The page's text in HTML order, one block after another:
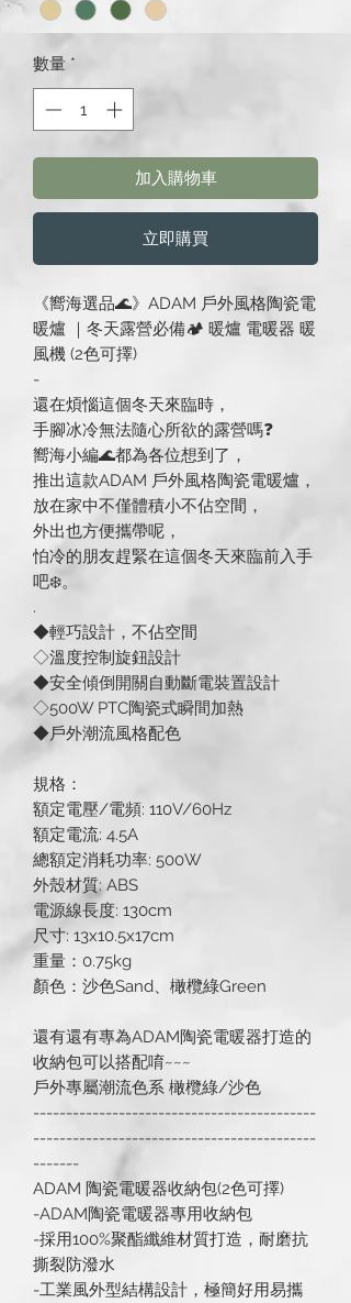
數量 *
加入購物車
立即購買
《嚮海選品🌊》ADAM 戶外風格陶瓷電
暖爐 ｜冬天露營必備🏕 暖爐 電暖器 暖
風機 (2色可擇)
-
還在煩惱這個冬天來臨時，
手腳冰冷無法隨心所欲的露營嗎❓
嚮海小編🌊都為各位想到了，
推出這款ADAM 戶外風格陶瓷電暖爐，
放在家中不僅體積小不佔空間，
外出也方便攜帶呢，
怕冷的朋友趕緊在這個冬天來臨前入手
吧❄️。
.
◆輕巧設計，不佔空間
◇溫度控制旋鈕設計
◆安全傾倒開關自動斷電裝置設計
◇500W PTC陶瓷式瞬間加熱
◆戶外潮流風格配色
規格：
額定電壓/電頻: 110V/60Hz
額定電流: 4.5A
總額定消耗功率: 500W
外殼材質: ABS
電源線長度: 130cm
尺寸: 13x10.5x17cm
重量：0.75kg
顏色：沙色Sand、橄欖綠Green
還有還有專為ADAM陶瓷電暖器打造的
收納包可以搭配唷~~~
戶外專屬潮流色系 橄欖綠/沙色
-------------------------------------------
-------------------------------------------
-------
ADAM 陶瓷電暖器收納包(2色可擇)
-ADAM陶瓷電暖器專用收納包
-採用100%聚酯纖維材質打造，耐磨抗
撕裂防潑水
-工業風外型結構設計，極簡好用易攜